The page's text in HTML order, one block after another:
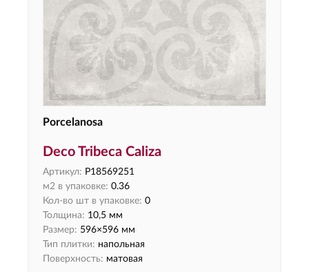
Porcelanosa
Deco Tribeca Caliza
Артикул: P18569251
м2 в упаковке: 0.36
Кол-во шт в упаковке: 0
Толщина: 10,5 мм
Размер: 596×596 мм
Тип плитки: напольная
Поверхность: матовая